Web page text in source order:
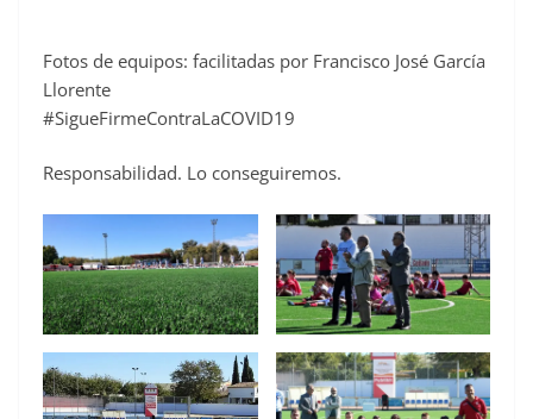
Fotos de equipos: facilitadas por Francisco José García
Llorente
#SigueFirmeContraLaCOVID19
Responsabilidad. Lo conseguiremos.